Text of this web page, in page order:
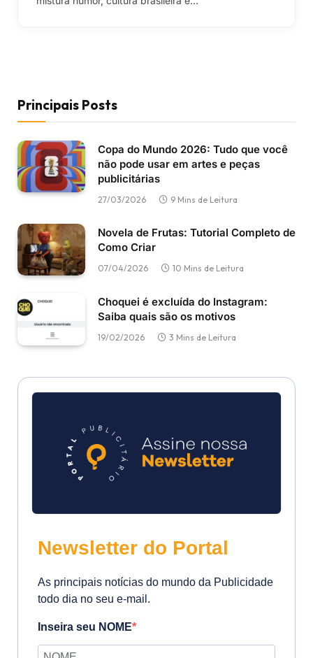
Principais Posts
Copa do Mundo 2026: Tudo que você
não pode usar em artes e peças
publicitárias
27/03/2026 9 Mins de Leitura
Novela de Frutas: Tutorial Completo de
Como Criar
07/04/2026 10 Mins de Leitura
Choquei é excluída do Instagram:
Saiba quais são os motivos
19/02/2026 3 Mins de Leitura
Newsletter do Portal
As principais notícias do mundo da Publicidade
todo dia no seu e-mail.
Inseira seu NOME